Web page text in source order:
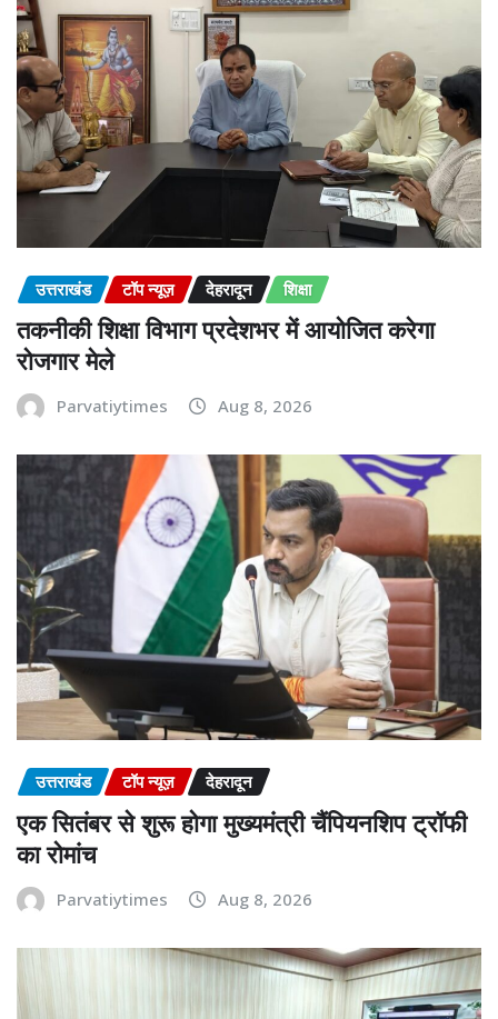
उत्तराखंड टॉप न्यूज़ देहरादून शिक्षा
तकनीकी शिक्षा विभाग प्रदेशभर में आयोजित करेगा
रोजगार मेले
Parvatiytimes Aug 8, 2026
उत्तराखंड टॉप न्यूज़ देहरादून
एक सितंबर से शुरू होगा मुख्यमंत्री चैंपियनशिप ट्रॉफी
का रोमांच
Parvatiytimes Aug 8, 2026